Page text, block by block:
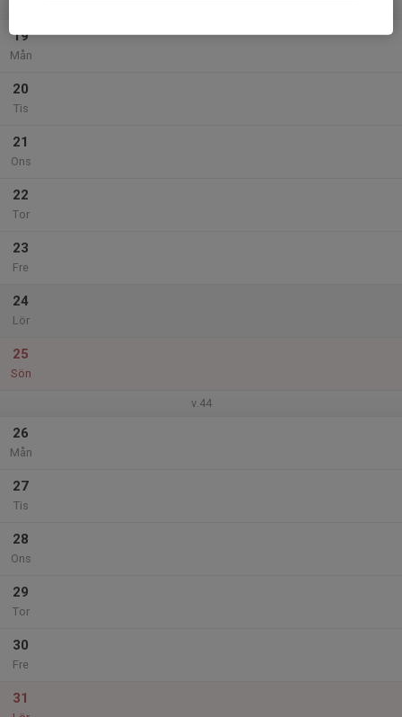
19
Mån
20
Tis
21
Ons
22
Tor
23
Fre
24
Lör
25
Sön
v.44
26
Mån
27
Tis
28
Ons
29
Tor
30
Fre
31